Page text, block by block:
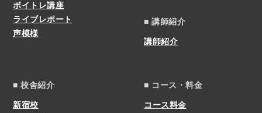
ボイトレ講座
ライブレポート
声模様
■ 講師紹介
講師紹介
■ 校舎紹介
新宿校
■ コース・料金
コース料金